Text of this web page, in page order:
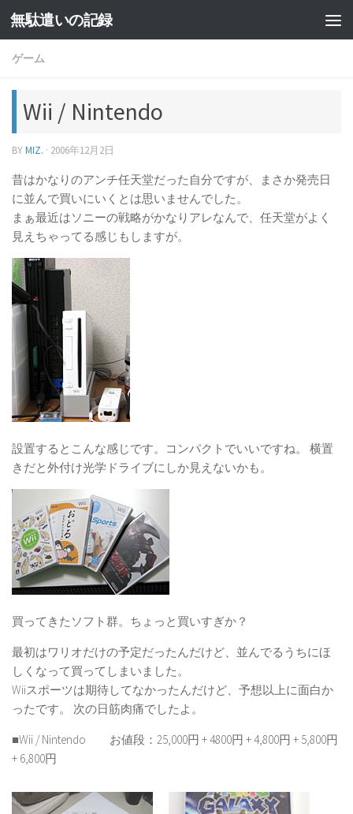
コンテンツへスキップ
無駄遣いの記録
ゲーム
Wii / Nintendo
BYMIZ. · 2006年12月2日
昔はかなりのアンチ任天堂だった自分ですが、まさか発売日
に並んで買いにいくとは思いませんでした。
まぁ最近はソニーの戦略がかなりアレなんで、任天堂がよく
見えちゃってる感じもしますが。
設置するとこんな感じです。コンパクトでいいですね。 横置
きだと外付け光学ドライブにしか見えないかも。
買ってきたソフト群。ちょっと買いすぎか？
最初はワリオだけの予定だったんだけど、並んでるうちにほ
しくなって買ってしまいました。
Wiiスポーツは期待してなかったんだけど、予想以上に面白か
ったです。 次の日筋肉痛でしたよ。
■Wii / Nintendo お値段：25,000円 + 4800円 + 4,800円 + 5,800円
+ 6,800円